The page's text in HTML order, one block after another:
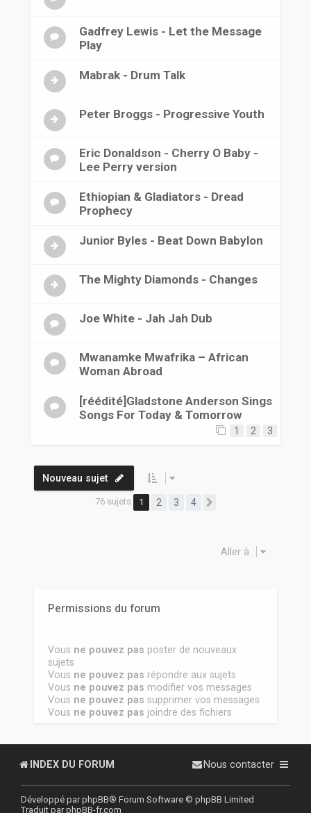
Gadfrey Lewis - Let the Message
Play
Mabrak - Drum Talk
Peter Broggs - Progressive Youth
Eric Donaldson - Cherry O Baby -
Lee Perry version
Ethiopian & Gladiators - Dread
Prophecy
Junior Byles - Beat Down Babylon
The Mighty Diamonds - Changes
Joe White - Jah Jah Dub
Mwanamke Mwafrika ‎– African
Woman Abroad
[réédité]Gladstone Anderson Sings
Songs For Today & Tomorrow
1 2 3
Nouveau sujet
76 sujets 1 2 3 4
Aller à
Permissions du forum
Vous ne pouvez pas poster de nouveaux
sujets
Vous ne pouvez pas répondre aux sujets
Vous ne pouvez pas modifier vos messages
Vous ne pouvez pas supprimer vos messages
Vous ne pouvez pas joindre des fichiers
INDEX DU FORUM Nous contacter
Développé parphpBB® Forum Software © phpBB Limited
Traduit parphpBB-fr.com